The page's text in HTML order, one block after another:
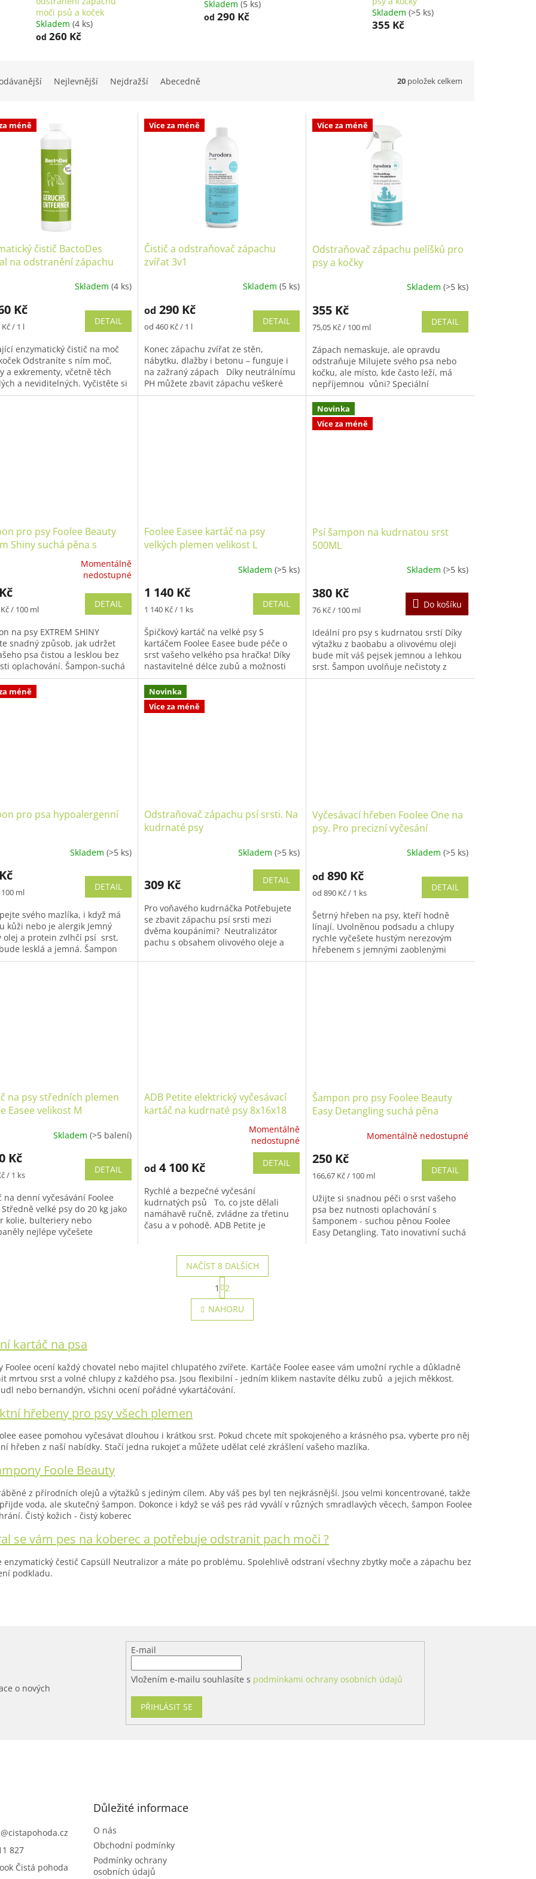
moči psů a koček
Skladem (4 ks)
od 260 Kč
Skladem (5 ks)
od 290 Kč
Skladem (>5 ks)
355 Kč
Nejlevnější Nejdražší Abecedně 20 položek celkem
méně
čistič BactoDes
na odstranění zápachu
Skladem (4 ks)
Kč
/ 1 l DETAIL
enzymatický čistič na moč
Odstraníte s ním moč,
a exkrementy, včetně těch
a neviditelných. Vyčistěte si
plochy - zdi, kola...
Více za méně
Čistič a odstraňovač zápachu
zvířat 3v1
produktu
5,0
z
5
hvězdiček.
Skladem (5 ks)
od 290 Kč
Měrná
od 460 Kč / 1 l DETAIL
Konec zápachu zvířat ze stěn,
nábytku, dlažby i betonu – funguje i
na zažraný zápach Díky neutrálnímu
PH můžete zbavit zápachu veškeré
nenasákavé vnitřní i venkovní...
Více za méně
Odstraňovač zápachu pelíšků pro
psy a kočky
produktu
je
5,0
z
5
hvězdiček.
Skladem (>5 ks)
355 Kč
Měrná
75,05 Kč / 100 ml DETAIL
Zápach nemaskuje, ale opravdu
odstraňuje Milujete svého psa nebo
kočku, ale místo, kde často leží, má
nepříjemnou vůni? Speciální
přípravek vám pomůže odstranit pach
ze:...
pro psy Foolee Beauty
Shiny suchá pěna s
Momentálně
nedostupné
/ 100 ml DETAIL
na psy EXTREM SHINY
snadný způsob, jak udržet
psa čistou a lesklou bez
oplachování. Šampon-suchá
SHINY od francouzské
Foolee Easee kartáč na psy
velkých plemen velikost L
produktu
je
5,0
z
5
hvězdiček.
Skladem (>5 ks)
1 140 Kč
Měrná
1 140 Kč / 1 ks DETAIL
Špičkový kartáč na velké psy S
kartáčem Foolee Easee bude péče o
srst vašeho velkého psa hračka! Díky
nastavitelné délce zubů a možnosti
výměny druhu kartáče máte všechno
pod...
Novinka
Více za méně
Psí šampon na kudrnatou srst
500ML
Skladem (>5 ks)
380 Kč
Měrná
76 Kč / 100 ml Do košíku
Ideální pro psy s kudrnatou srstí Díky
výtažku z baobabu a olivovému oleji
bude mít váš pejsek jemnou a lehkou
srst. Šampon uvolňuje nečistoty z
kožíšku, ale ponechává přírodní...
méně
pro psa hypoalergenní
Skladem (>5 ks)
ml DETAIL
svého mazlíka, i když má
kůži nebo je alergik Jemný
olej a protein zvlhčí psí srst,
lesklá a jemná. Šampon
i z...
Novinka
Více za méně
Odstraňovač zápachu psí srsti. Na
kudrnaté psy
Skladem (>5 ks)
309 Kč DETAIL
Pro voňavého kudrnáčka Potřebujete
se zbavit zápachu psí srsti mezi
dvěma koupáními? Neutralizátor
pachu s obsahem olivového oleje a
Vyčesávací hřeben Foolee One na
psy. Pro precizní vyčesání
produktu
5,0
z
5
hvězdiček.
Skladem (>5 ks)
od 890 Kč
Měrná
od 890 Kč / 1 ks DETAIL
Šetrný hřeben na psy, kteří hodně
línají. Uvolněnou podsadu a chlupy
rychle vyčešete hustým nerezovým
hřebenem s jemnými zaoblenými
zuby. Během chvilky zbavíte pejska
na psy středních plemen
Easee velikost M
Skladem (>5 balení)
Kč
/ 1 ks DETAIL
na denní vyčesávání Foolee
Středně velké psy do 20 kg jako
kolie, bulteriery nebo
nejlépe vyčešete
ADB Petite elektrický vyčesávací
kartáč na kudrnaté psy 8x16x18
je
z
5
hvězdiček.
Momentálně
nedostupné
od 4 100 Kč DETAIL
Rychlé a bezpečné vyčesání
kudrnatých psů To, co jste dělali
namáhavě ručně, zvládne za třetinu
času a v pohodě. ADB Petite je
Šampon pro psy Foolee Beauty
Easy Detangling suchá pěna
Momentálně nedostupné
250 Kč
Měrná
166,67 Kč / 100 ml DETAIL
Užijte si snadnou péči o srst vašeho
psa bez nutnosti oplachování s
šamponem - suchou pěnou Foolee
Easy Detangling. Tato inovativní suchá
O
v
l
í
p
r
y
v
ý
u
NAČÍST 8 DALŠÍCH
S
t
r
á
n
á
n
í
1
2
NAHORU
kartáč na psa
Foolee ocení každý chovatel nebo majitel chlupatého zvířete. Kartáče Foolee easee vám umožní rychle a důkladně
mrtvou srst a volné chlupy z každého psa. Jsou flexibilní - jedním klikem nastavíte délku zubů a jejich měkkost.
nebo bernandýn, všichni ocení pořádné vykartáčování.
hřebeny pro psy všech plemen
easee pomohou vyčesávat dlouhou i krátkou srst. Pokud chcete mít spokojeného a krásného psa, vyberte pro něj
hřeben z naší nabídky. Stačí jedna rukojeť a můžete udělat celé zkrášlení vašeho mazlíka.
Foole Beauty
z přírodních olejů a výtažků s jediným cílem. Aby váš pes byl ten nejkrásnější. Jsou velmi koncentrované, takže
voda, ale skutečný šampon. Dokonce i když se váš pes rád vyválí v různých smradlavých věcech, šampon Foolee
Čistý kožich - čistý koberec
se vám pes na koberec a potřebuje odstranit pach moči ?
enzymatický čestič Capsüll Neutralizor a máte po problému. Spolehlivě odstraní všechny zbytky moče a zápachu bez
podkladu.
o nových
E-mail
Vložením e-mailu souhlasíte s podmínkami ochrany osobních údajů
PŘIHLÁSIT SE
@cistapohoda.cz
827
Čistá pohoda
Důležité informace
O nás
Obchodní podmínky
Podmínky ochrany
osobních údajů